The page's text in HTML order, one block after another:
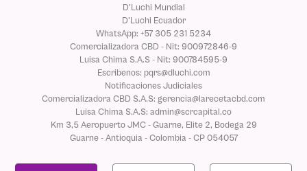
D'Luchi Mundial
D'Luchi Ecuador
WhatsApp: +57 305 231 5234
Comercializadora CBD - Nit: 900972846-9
Luisa Chima S.A.S - Nit: 900784595-9
Escribenos: pqrs@dluchi.com
Notificaciones Judiciales
Comercializadora CBD S.A.S: gerencia@larecetacbd.com
Luisa Chima S.A.S: admin@scrcapital.co
Km 3,5 Aeropuerto JMC - Guarne, Elite 2, Bodega 29
Guarne - Antioquia - Colombia - CP 054057